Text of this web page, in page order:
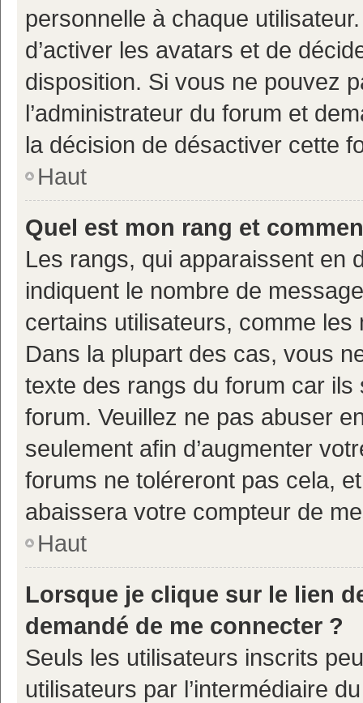
personnelle à chaque
d’activer les avatars et de
disposition. Si vous ne pouvez
l’administrateur du forum et
la décision de désactiver cette
Haut
Quel est mon rang et
Les rangs, qui apparaissent en
indiquent le nombre de
certains utilisateurs, comme
Dans la plupart des cas, vous
texte des rangs du forum car ils
forum. Veuillez ne pas abuser
seulement afin d’augmenter
forums ne toléreront pas cela,
abaissera votre compteur de
Haut
Lorsque je clique sur le lien
demandé de me connecter ?
Seuls les utilisateurs inscrits
utilisateurs par l’intermédiaire